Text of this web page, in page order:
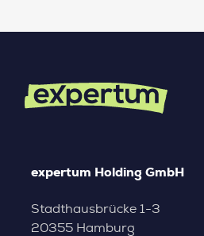
expertum Holding GmbH
Stadthausbrücke 1-3
20355 Hamburg